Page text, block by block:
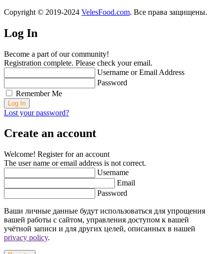
Copyright © 2019-2024 VelesFood.com. Все права защищены.
Log In
Become a part of our community!
Registration complete. Please check your email.
Username or Email Address
Password
Remember Me
Lost your password?
Create an account
Welcome! Register for an account
The user name or email address is not correct.
Username
Email
Password
Ваши личные данные будут использоваться для упрощения
вашей работы с сайтом, управления доступом к вашей
учётной записи и для других целей, описанных в нашей
privacy policy.